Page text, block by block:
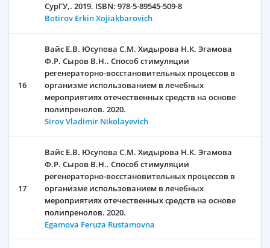
СурГУ,. 2019. ISBN: 978-5-89545-509-8
Botirov Erkin Xojiakbarovich
16
Вайс Е.В. Юсупова С.М. Хидырова Н.К. Эгамова
Ф.Р. Сыров В.Н.. Способ стимуляции
регенераторно-восстановительных процессов в
организме использованием в лечебных
мероприятиях отечественных средств на основе
полипренолов. 2020.
Sirov Vladimir Nikolayevich
17
Вайс Е.В. Юсупова С.М. Хидырова Н.К. Эгамова
Ф.Р. Сыров В.Н.. Способ стимуляции
регенераторно-восстановительных процессов в
организме использованием в лечебных
мероприятиях отечественных средств на основе
полипренолов. 2020.
Egamova Feruza Rustamovna